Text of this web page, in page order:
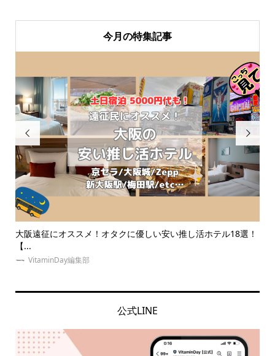
今月の特集記事

推し・本人不在の誕生日会で準備することは？必要なものって
なに...
VitaminDay編集部

公式LINE